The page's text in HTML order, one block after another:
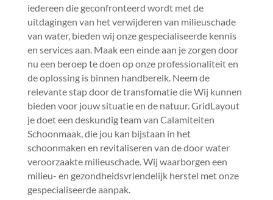
iedereen die geconfronteerd wordt met de
uitdagingen van het verwijderen van milieuschade
van water, bieden wij onze gespecialiseerde kennis
en services aan.​ Maak een einde aan je zorgen door
nu een beroep te doen op onze professionaliteit en
de oplossing is binnen handbereik.​ Neem de
relevante stap door de transfomatie die Wij kunnen
bieden voor jouw situatie en de natuur.​ GridLayout
je doet een deskundig team van Calamiteiten
Schoonmaak, die jou kan bijstaan in het
schoonmaken en revitaliseren van de door water
veroorzaakte milieuschade.​ Wij waarborgen een
milieu- en gezondheidsvriendelijk herstel met onze
gespecialiseerde aanpak.​